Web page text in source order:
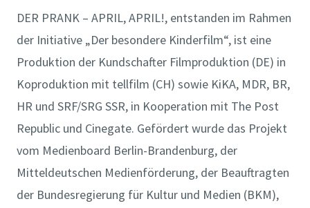
DER PRANK – APRIL, APRIL!, entstanden im Rahmen
der Initiative „Der besondere Kinderfilm“, ist eine
Produktion der Kundschafter Filmproduktion (DE) in
Koproduktion mit tellfilm (CH) sowie KiKA, MDR, BR,
HR und SRF/SRG SSR, in Kooperation mit The Post
Republic und Cinegate. Gefördert wurde das Projekt
vom Medienboard Berlin-Brandenburg, der
Mitteldeutschen Medienförderung, der Beauftragten
der Bundesregierung für Kultur und Medien (BKM),